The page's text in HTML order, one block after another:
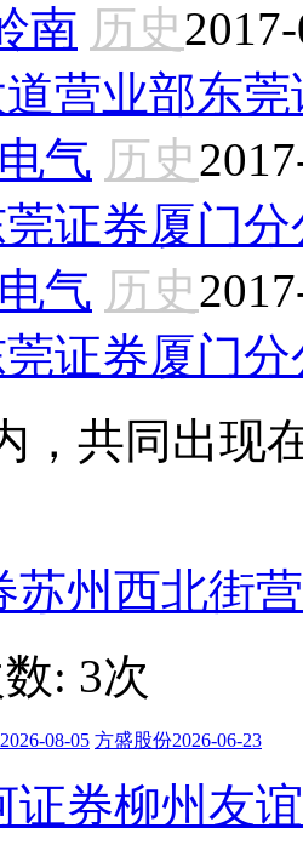
南 历史
营业部东
气 历史
证券厦门分
气 历史
证券厦门分
，共同出现
苏州西北街
: 3次
08-05 方盛股份2026-06-23
证券柳州友